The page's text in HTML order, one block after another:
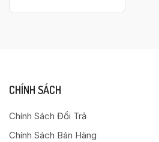
CHÍNH SÁCH
Chính Sách Đổi Trả
Chính Sách Bán Hàng